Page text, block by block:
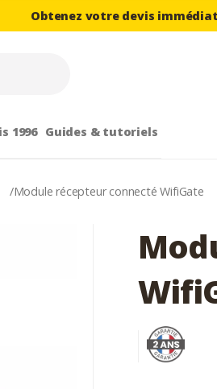
Obtenez votre devis
1996 Guides & tutoriels
/Module récepteur connecté WifiGate